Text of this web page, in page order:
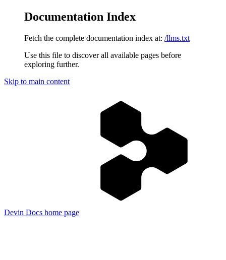
Documentation Index
Fetch the complete documentation index at: /llms.txt
Use this file to discover all available pages before
exploring further.
Skip to main content
Devin Docs home page